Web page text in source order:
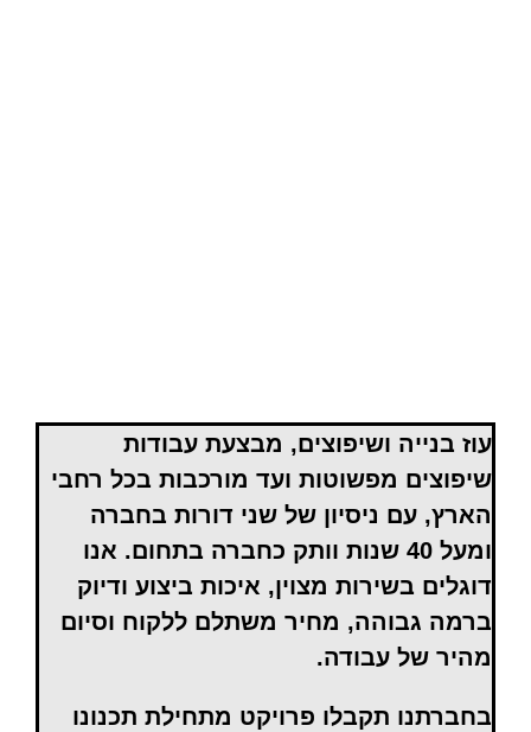
עוז בנייה ושיפוצים, מבצעת עבודות
שיפוצים מפשוטות ועד מורכבות בכל רחבי
הארץ, עם ניסיון של שני דורות בחברה
ומעל 40 שנות וותק כחברה בתחום. אנו
דוגלים בשירות מצוין, איכות ביצוע ודיוק
ברמה גבוהה, מחיר משתלם ללקוח וסיום
מהיר של עבודה.
בחברתנו תקבלו פרויקט מתחילת תכנונו